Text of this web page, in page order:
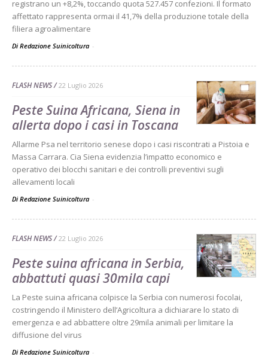
registrano un +8,2%, toccando quota 527.457 confezioni. Il formato
affettato rappresenta ormai il 41,7% della produzione totale della
filiera agroalimentare
Di Redazione Suinicoltura -
FLASH NEWS 22 Luglio 2026
Peste Suina Africana, Siena in
allerta dopo i casi in Toscana
Allarme Psa nel territorio senese dopo i casi riscontrati a Pistoia e
Massa Carrara. Cia Siena evidenzia l’impatto economico e
operativo dei blocchi sanitari e dei controlli preventivi sugli
allevamenti locali
Di Redazione Suinicoltura -
FLASH NEWS 22 Luglio 2026
Peste suina africana in Serbia,
abbattuti quasi 30mila capi
La Peste suina africana colpisce la Serbia con numerosi focolai,
costringendo il Ministero dell’Agricoltura a dichiarare lo stato di
emergenza e ad abbattere oltre 29mila animali per limitare la
diffusione del virus
Di Redazione Suinicoltura -